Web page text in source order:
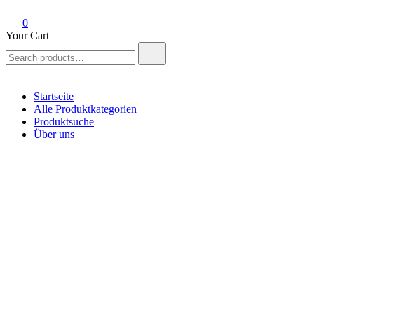
0
Your Cart
for:
Startseite
Alle Produktkategorien
Produktsuche
Über uns